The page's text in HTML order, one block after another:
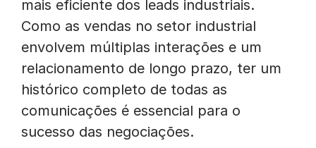
mais eficiente dos leads industriais.
Como as vendas no setor industrial
envolvem múltiplas interações e um
relacionamento de longo prazo, ter um
histórico completo de todas as
comunicações é essencial para o
sucesso das negociações.